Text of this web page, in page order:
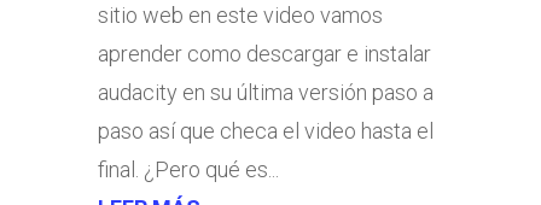
sitio web en este video vamos
aprender como descargar e instalar
audacity en su última versión paso a
paso así que checa el video hasta el
final. ¿Pero qué es...